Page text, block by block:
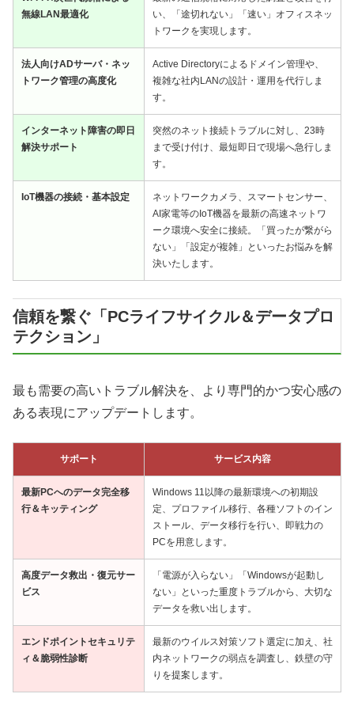
無線LAN最適化
い、「途切れない」「速い」オフィスネッ
トワークを実現します。
法人向けADサーバ・ネッ
トワーク管理の高度化
Active Directoryによるドメイン管理や、
複雑な社内LANの設計・運用を代行しま
す。
インターネット障害の即日
解決サポート
突然のネット接続トラブルに対し、23時
まで受け付け、最短即日で現場へ急行しま
す。
IoT機器の接続・基本設定
ネットワークカメラ、スマートセンサー、
AI家電等のIoT機器を最新の高速ネットワ
ーク環境へ安全に接続。「買ったが繋がら
ない」「設定が複雑」といったお悩みを解
決いたします。
信頼を繋ぐ「PCライフサイクル＆データプロ
テクション」
最も需要の高いトラブル解決を、より専門的かつ安心感の
ある表現にアップデートします。
サポート サービス内容
最新PCへのデータ完全移
行＆キッティング
Windows 11以降の最新環境への初期設
定、プロファイル移行、各種ソフトのイン
ストール、データ移行を行い、即戦力の
PCを用意します。
高度データ救出・復元サー
ビス
「電源が入らない」「Windowsが起動し
ない」といった重度トラブルから、大切な
データを救い出します。
エンドポイントセキュリテ
ィ＆脆弱性診断
最新のウイルス対策ソフト選定に加え、社
内ネットワークの弱点を調査し、鉄壁の守
りを提案します。